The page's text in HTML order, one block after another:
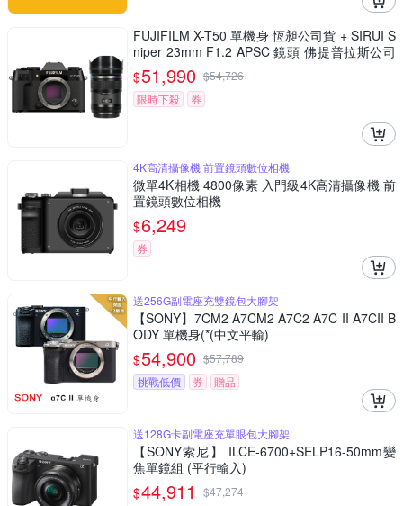
FUJIFILM X-T50 單機身 恆昶公司貨 + SIRUI S
niper 23mm F1.2 APSC 鏡頭 佛提普拉斯公司
貨
$51,990 $54,726
限時下殺
券
4K高清攝像機 前置鏡頭數位相機
微單4K相機 4800像素 入門級4K高清攝像機 前
置鏡頭數位相機
$6,249
券
送256G副電座充雙鏡包大腳架
【SONY】7CM2 A7CM2 A7C2 A7C II A7CII B
ODY 單機身(*(中文平輸)
$54,900 $57,789
挑戰低價
券 贈品
送128G卡副電座充單眼包大腳架
【SONY索尼】 ILCE-6700+SELP16-50mm變
焦單鏡組 (平行輸入)
$44,911 $47,274